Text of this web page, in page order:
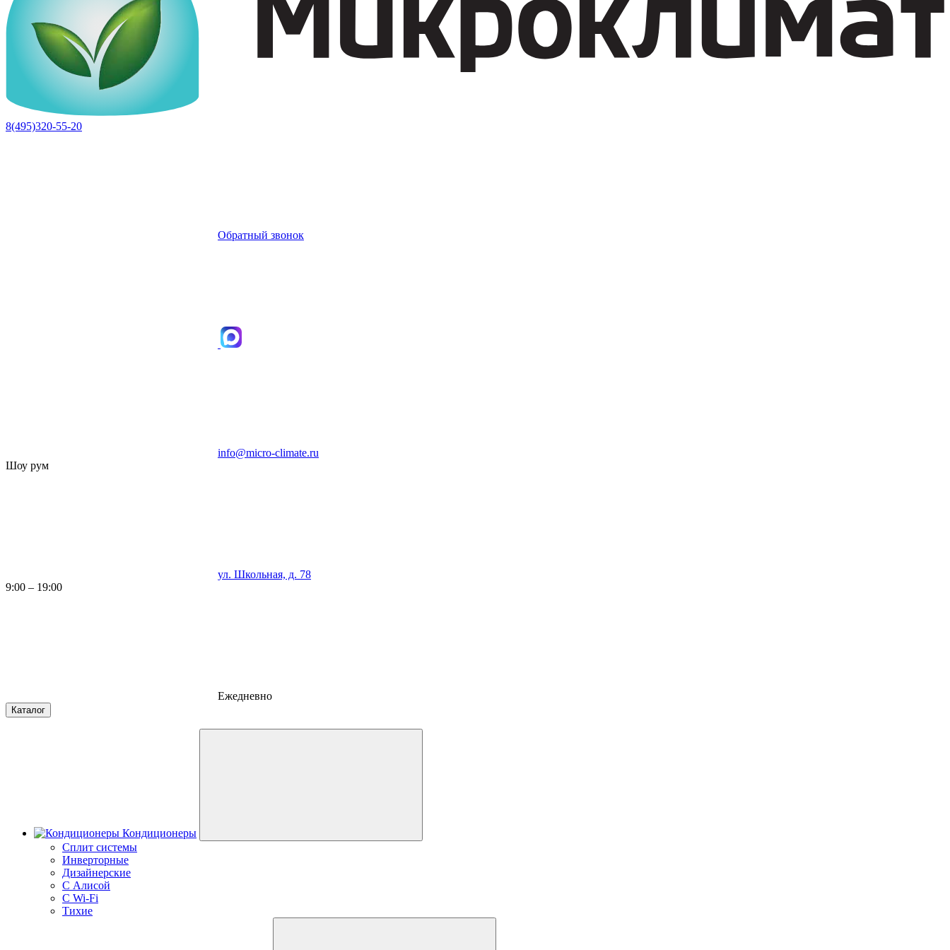
8(495)320-55-20
Обратный звонок
info@micro-climate.ru
Шоу рум
ул. Школьная, д. 78
9:00 – 19:00
Ежедневно
Каталог
Кондиционеры
Сплит системы
Инверторные
Дизайнерские
С Алисой
C Wi-Fi
Тихие